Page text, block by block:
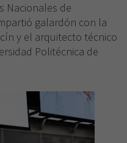
Nacionales de
galardón con la
y el arquitecto técnico
Politécnica de